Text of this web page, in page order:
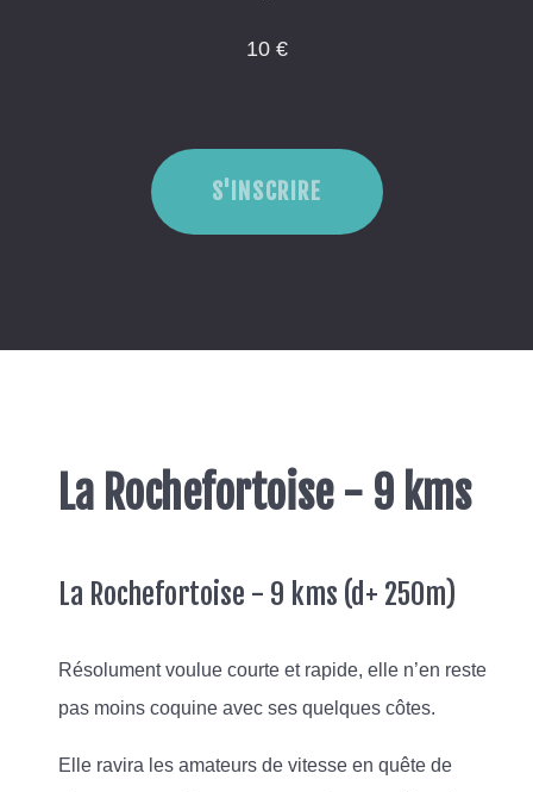
10 €
S'INSCRIRE
La Rochefortoise - 9 kms
La Rochefortoise - 9 kms (d+ 250m)
Résolument voulue courte et rapide, elle n’en reste
pas moins coquine avec ses quelques côtes.
Elle ravira les amateurs de vitesse en quête de